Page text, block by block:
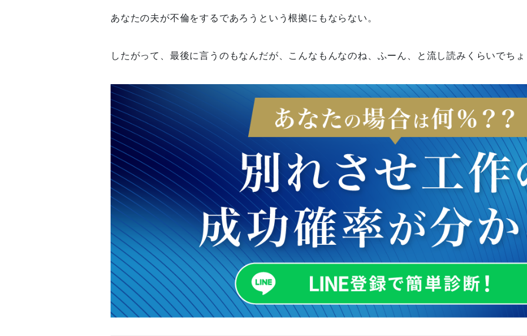
あなたの夫が不倫をするであろうという根拠にもならない。
したがって、最後に言うのもなんだが、こんなもんなのね、ふーん、と流し読みくらいでちょ